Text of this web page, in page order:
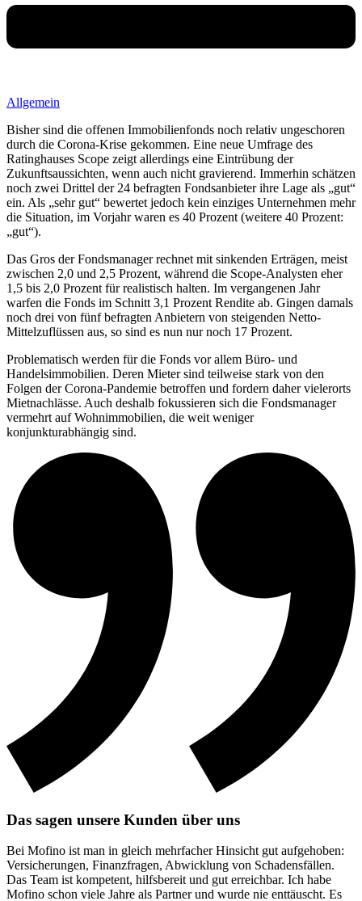
Allgemein
Bisher sind die offenen Immobilienfonds noch relativ ungeschoren
durch die Corona-Krise gekommen. Eine neue Umfrage des
Ratinghauses Scope zeigt allerdings eine Eintrübung der
Zukunftsaussichten, wenn auch nicht gravierend. Immerhin schätzen
noch zwei Drittel der 24 befragten Fondsanbieter ihre Lage als „gut“
ein. Als „sehr gut“ bewertet jedoch kein einziges Unternehmen mehr
die Situation, im Vorjahr waren es 40 Prozent (weitere 40 Prozent:
„gut“).
Das Gros der Fondsmanager rechnet mit sinkenden Erträgen, meist
zwischen 2,0 und 2,5 Prozent, während die Scope-Analysten eher
1,5 bis 2,0 Prozent für realistisch halten. Im vergangenen Jahr
warfen die Fonds im Schnitt 3,1 Prozent Rendite ab. Gingen damals
noch drei von fünf befragten Anbietern von steigenden Netto-
Mittelzuflüssen aus, so sind es nun nur noch 17 Prozent.
Problematisch werden für die Fonds vor allem Büro- und
Handelsimmobilien. Deren Mieter sind teilweise stark von den
Folgen der Corona-Pandemie betroffen und fordern daher vielerorts
Mietnachlässe. Auch deshalb fokussieren sich die Fondsmanager
vermehrt auf Wohnimmobilien, die weit weniger
konjunkturabhängig sind.
Das sagen unsere Kunden über uns
Bei Mofino ist man in gleich mehrfacher Hinsicht gut aufgehoben:
Versicherungen, Finanzfragen, Abwicklung von Schadensfällen.
Das Team ist kompetent, hilfsbereit und gut erreichbar. Ich habe
Mofino schon viele Jahre als Partner und wurde nie enttäuscht. Es